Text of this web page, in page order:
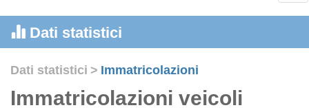
Dati statistici
Dati statistici > Immatricolazioni
Immatricolazioni veicoli